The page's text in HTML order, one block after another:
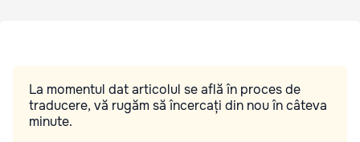
La momentul dat articolul se află în proces de
traducere, vă rugăm să încercați din nou în câteva
minute.